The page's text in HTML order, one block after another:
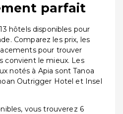
parfait
hôtels disponibles pour
Comparez les prix, les
pour trouver
convient le mieux. Les
notés à Apia sont Tanoa
Outrigger Hotel et Insel
vous trouverez 6